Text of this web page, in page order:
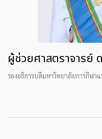
ผู้ช่วยศาสตราจารย์
รองอธิการบดีมหาวิทยาลัยการกีฬา